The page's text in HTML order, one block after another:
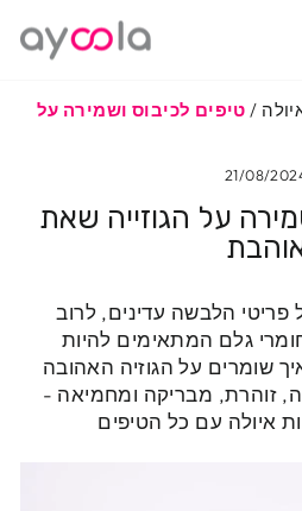
/ טיפים לכיבוס ושמירה על
21/08/
על הגוזייה שאת
פריטי הלבשה עדינים, לרוב
גלם המתאימים להיות
שומרים על הגוזיה האהובה
זוהרת, מבריקה ומחמיאה -
איולה עם כל הטיפים